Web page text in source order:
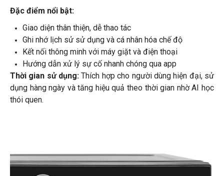
Đặc điểm nổi bật:
Giao diện thân thiện, dễ thao tác
Ghi nhớ lịch sử sử dụng và cá nhân hóa chế độ
Kết nối thông minh với máy giặt và điện thoại
Hướng dẫn xử lý sự cố nhanh chóng qua app
Thời gian sử dụng: Thích hợp cho người dùng hiện đại, sử
dụng hàng ngày và tăng hiệu quả theo thời gian nhờ AI học
thói quen.